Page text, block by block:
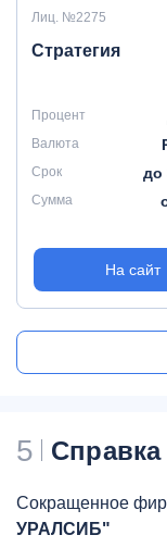
Лиц. №2275
Стратегия
Процент
Валюта
Срок до
Сумма
На сайт
5 Справка
Сокращенное
УРАЛСИБ"